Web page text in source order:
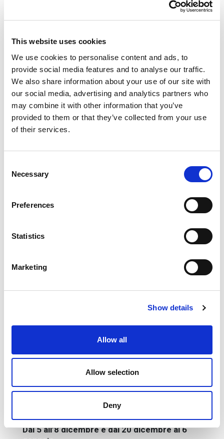
This website uses cookies
We use cookies to personalise content and ads, to
provide social media features and to analyse our traffic.
We also share information about your use of our site with
our social media, advertising and analytics partners who
may combine it with other information that you’ve
provided to them or that they’ve collected from your use
of their services.
Selection
Necessary
Preferences
Statistics
Marketing
Show details
Allow all
Allow selection
Deny
*Ridotto: da 100 cm a 140 cm di altezza; over
Biglietto d'ingresso a Oltremare.
La quota non include
Tutto quanto non espressamente indicato in "la
quota comprende"
Dal 21 al 27 marzo e dal 19 settembre al 26
Sabato e domenica: dalle 10:00 alle 18:30
Dal 2 aprile al 31 maggio
Dal 13 aprile al 31 maggio
Da martedì a domenica: dalle 10:00 alle 18:30
Tutti i giorni: dalle 10:00 alle 18:30
Venerdì, sabato e domenica: dalle 10:00 alle
Venerdì, sabato e domenica: dalle 10:00 alle
Domenica: dalle 10:00 alle 18:00
Dal 1° ottobre al 1° novembre, il 13 e il 20
dicembre
Sabato e domenica: dalle 10:00 alle 18:30
Dall’8 al 29 novembre
Domenica: dalle 10:00 alle 17:00
Dal 5 all’8 dicembre e dal 20 dicembre al 6